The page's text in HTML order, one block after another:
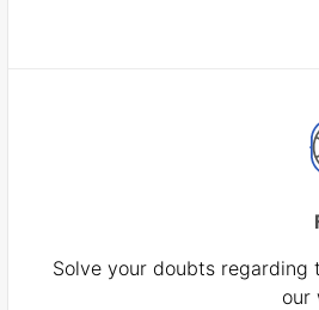
Solve your doubts
our